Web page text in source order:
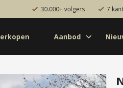
Diensten
30.000+ volgers 7
Aanbod